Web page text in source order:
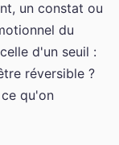
un constat ou
du
d'un seuil :
réversible ?
qu'on